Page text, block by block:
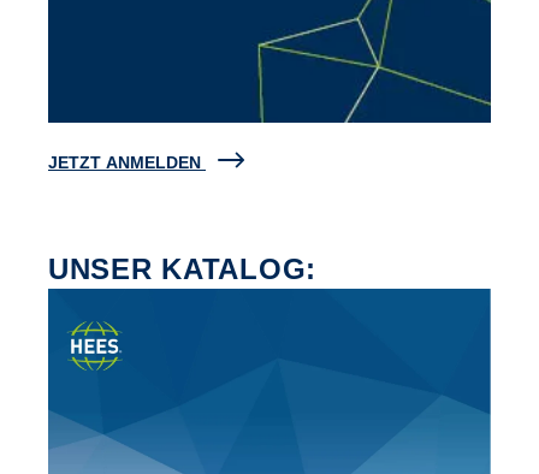
JETZT ANMELDEN
UNSER KATALOG: